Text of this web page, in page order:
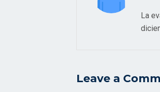
La
Leave a